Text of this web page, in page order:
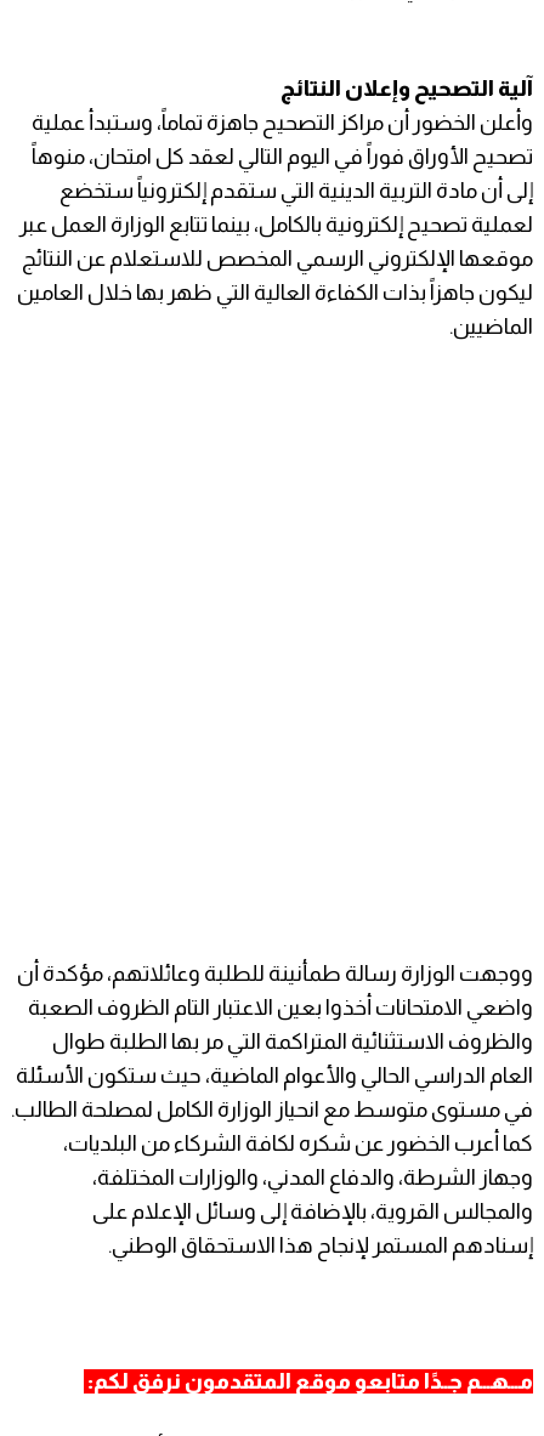
آلية التصحيح وإعلان النتائج
وأعلن الخضور أن مراكز التصحيح جاهزة تماماً، وستبدأ عملية
تصحيح الأوراق فوراً في اليوم التالي لعقد كل امتحان، منوهاً
إلى أن مادة التربية الدينية التي ستقدم إلكترونياً ستخضع
لعملية تصحيح إلكترونية بالكامل، بينما تتابع الوزارة العمل عبر
موقعها الإلكتروني الرسمي المخصص للاستعلام عن النتائج
ليكون جاهزاً بذات الكفاءة العالية التي ظهر بها خلال العامين
الماضيين.
ووجهت الوزارة رسالة طمأنينة للطلبة وعائلاتهم، مؤكدة أن
واضعي الامتحانات أخذوا بعين الاعتبار التام الظروف الصعبة
والظروف الاستثنائية المتراكمة التي مر بها الطلبة طوال
العام الدراسي الحالي والأعوام الماضية، حيث ستكون الأسئلة
في مستوى متوسط مع انحياز الوزارة الكامل لمصلحة الطالب.
كما أعرب الخضور عن شكره لكافة الشركاء من البلديات،
وجهاز الشرطة، والدفاع المدني، والوزارات المختلفة،
والمجالس القروية، بالإضافة إلى وسائل الإعلام على
إسنادهم المستمر لإنجاح هذا الاستحقاق الوطني.
مـــهـــم جــدًا متابعو موقع المتقدمون نرفق لكم: